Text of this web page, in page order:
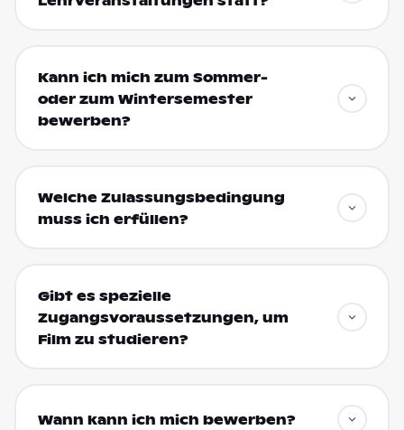
Kann ich mich zum Sommer-
oder zum Wintersemester
bewerben?
Welche Zulassungsbedingung
muss ich erfüllen?
Gibt es spezielle
Zugangsvoraussetzungen, um
Film zu studieren?
Wann kann ich mich bewerben?